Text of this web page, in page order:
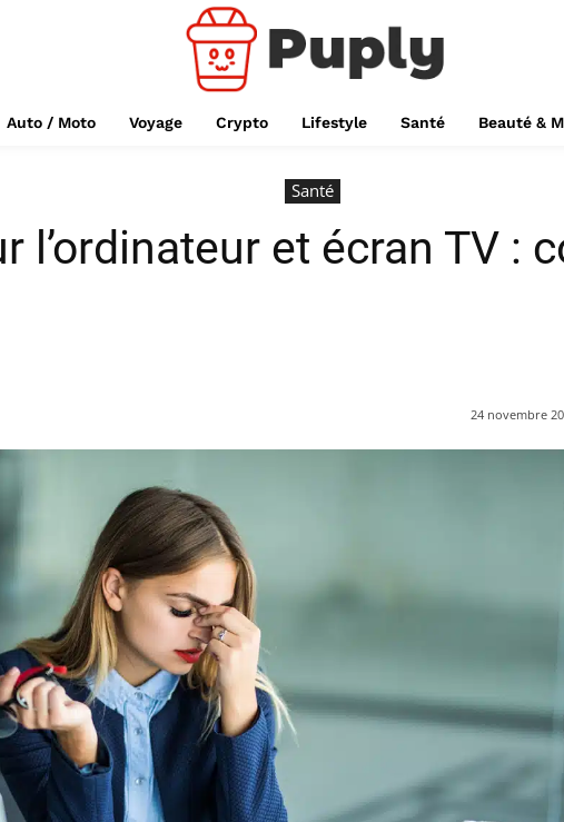
Auto / Moto Voyage Crypto Lifestyle Santé Beauté &
Santé
l’ordinateur et écran TV :
24 novembre